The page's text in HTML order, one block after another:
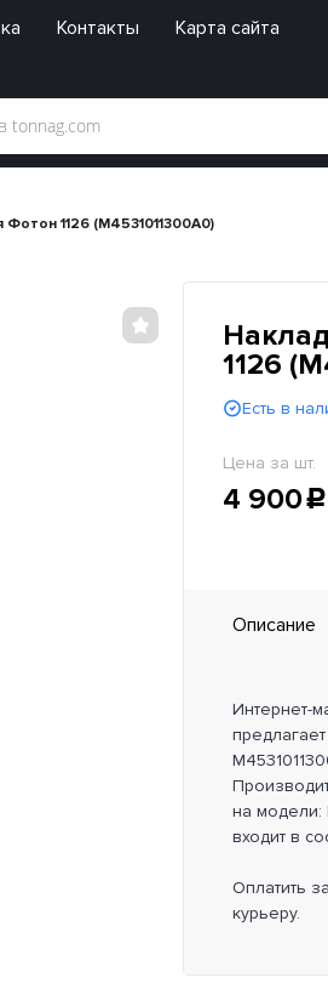
Контакты Карта сайта
1126 (M4531011300A0)
1126
Есть в
Цена за шт.
4 900c
Описание
Интернет-
на модели:
входит в
Оплатить
курьеру.